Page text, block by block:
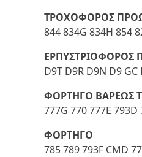
ΤΡΟΧΟΦΟΡΟΣ
844 834G 834H 854
ΕΡΠΥΣΤΡΙΟΦΟΡΟΣ
D9T D9R D9N D9 GC
ΦΟΡΤΗΓΟ ΒΑΡΕΩΣ
777G 770 777E 793D
ΦΟΡΤΗΓΟ
785 789 793F CMD